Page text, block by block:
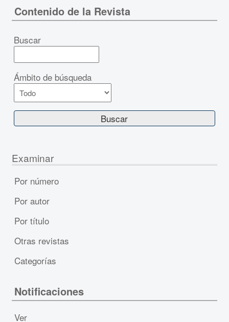
Contenido de la Revista
Buscar
Ámbito de búsqueda
Examinar
Por número
Por autor
Por título
Otras revistas
Categorías
Notificaciones
Ver